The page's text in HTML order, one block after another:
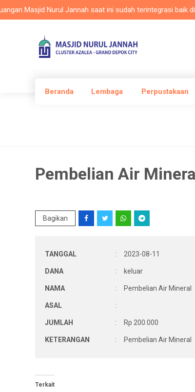
Masjid Nurul Jannah saat ini sudah terintegrasi baik di
Beranda Lembaga Perpustakaan
Pembelian Air
Bagikan
TANGGAL : 2023-08-11
DANA : keluar
NAMA : Pembelian Air Mineral
ASAL :
JUMLAH : Rp 200.000
KETERANGAN : Pembelian Air Mineral
Terkait